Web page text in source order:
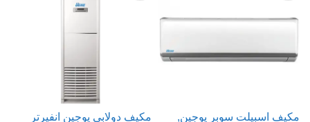
مكيف اسبيلت سوبر يوجين,
مكيف دولابي يوجين انفيرتر